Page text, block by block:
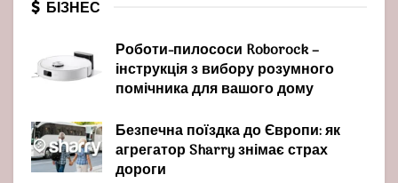
БІЗНЕС
Роботи-пилососи Roborock –
інструкція з вибору розумного
помічника для вашого дому
Безпечна поїздка до Європи: як
агрегатор Sharry знімає страх
дороги